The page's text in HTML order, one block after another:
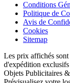
Conditions
Politique de
Avis de
Cookies
Sitemap
Les prix affichés
d'expédition
Objets Publicitaires